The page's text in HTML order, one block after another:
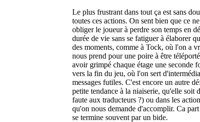
Le plus frustrant dans tout ça est sans
toutes ces actions. On sent bien que ce
obliger le joueur à perdre son temps en
durée de vie sans se fatiguer à élaborer
des moments, comme à Tock, où l'on a
nous prend pour une poire à être
avoir grimpé chaque étage une seconde
vers la fin du jeu, où l'on sert
messages futiles. C'est encore un autre
petite tendance à la niaiserie, qu'elle soit
faute aux traducteurs ?) ou dans les
qu'on nous demande d'accomplir. Ca
se termine souvent par un bide.